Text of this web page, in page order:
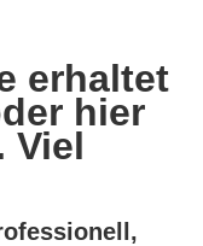
erhaltet
hier
Viel